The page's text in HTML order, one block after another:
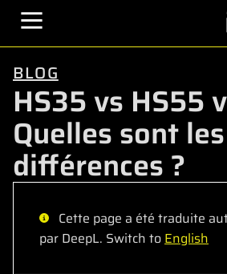
BLOG
HS35 vs HS55
Quelles sont les
différences ?
Cette page a été traduite
par DeepL. Switch toEnglish